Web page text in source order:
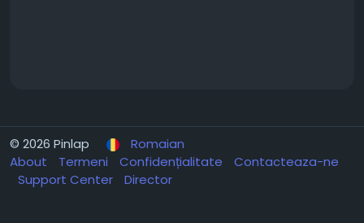
© 2026 Pinlap
Romaian
About
Termeni Confidențialitate
Contacteaza-ne
Support Center
Director